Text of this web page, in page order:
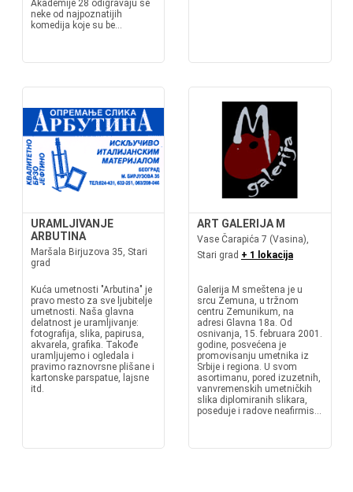
Akademije 28 odigravaju se
neke od najpoznatijih
komedija koje su be...
URAMLJIVANJE
ARBUTINA
Maršala Birjuzova 35, Stari
grad
Kuća umetnosti "Arbutina" je
pravo mesto za sve ljubitelje
umetnosti. Naša glavna
delatnost je uramljivanje:
fotografija, slika, papirusa,
akvarela, grafika. Takođe
uramljujemo i ogledala i
pravimo raznovrsne plišane i
kartonske parspatue, lajsne
itd.
ART GALERIJA M
Vase Čarapića 7 (Vasina),
Stari grad + 1 lokacija
Galerija M smeštena je u
srcu Zemuna, u tržnom
centru Zemunikum, na
adresi Glavna 18a. Od
osnivanja, 15. februara 2001.
godine, posvećena je
promovisanju umetnika iz
Srbije i regiona. U svom
asortimanu, pored izuzetnih,
vanvremenskih umetničkih
slika diplomiranih slikara,
poseduje i radove neafirmis...